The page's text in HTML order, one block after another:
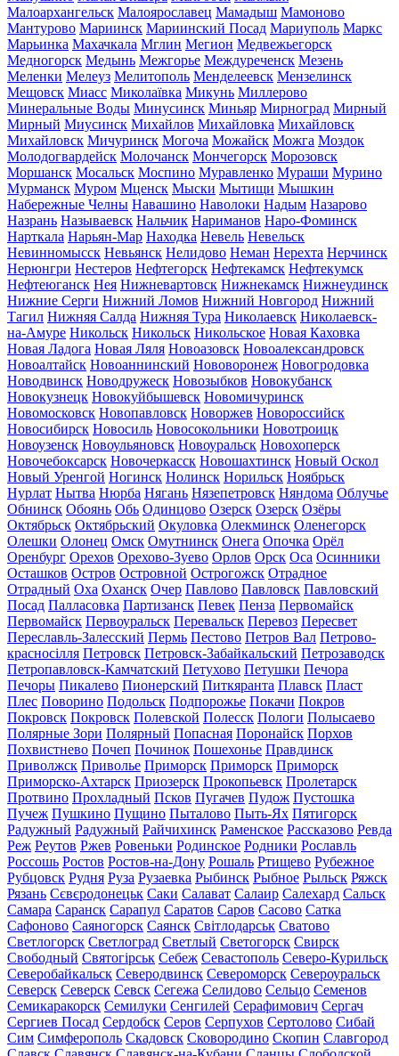
Малоархангельск Малоярославец Мамадыш Мамоново
Мантурово Мариинск Мариинский Посад Мариуполь Маркс
Марьинка Махачкала Мглин Мегион Медвежьегорск
Медногорск Медынь Межгорье Междуреченск Мезень
Меленки Мелеуз Мелитополь Менделеевск Мензелинск
Мещовск Миасс Миколаївка Микунь Миллерово
Минеральные Воды Минусинск Миньяр Мирноград Мирный
Мирный Миусинск Михайлов Михайловка Михайловск
Михайловск Мичуринск Могоча Можайск Можга Моздок
Молодогвардейск Молочанск Мончегорск Морозовск
Моршанск Мосальск Моспино Муравленко Мураши Мурино
Мурманск Муром Мценск Мыски Мытищи Мышкин
Набережные Челны Навашино Наволоки Надым Назарово
Назрань Называевск Нальчик Нариманов Наро-Фоминск
Нарткала Нарьян-Мар Находка Невель Невельск
Невинномысск Невьянск Нелидово Неман Нерехта Нерчинск
Нерюнгри Нестеров Нефтегорск Нефтекамск Нефтекумск
Нефтеюганск Нея Нижневартовск Нижнекамск Нижнеудинск
Нижние Серги Нижний Ломов Нижний Новгород Нижний
Тагил Нижняя Салда Нижняя Тура Николаевск Николаевск-
на-Амуре Никольск Никольск Никольское Новая Каховка
Новая Ладога Новая Ляля Новоазовск Новоалександровск
Новоалтайск Новоаннинский Нововоронеж Новогродовка
Новодвинск Новодружеск Новозыбков Новокубанск
Новокузнецк Новокуйбышевск Новомичуринск
Новомосковск Новопавловск Новоржев Новороссийск
Новосибирск Новосиль Новосокольники Новотроицк
Новоузенск Новоульяновск Новоуральск Новохоперск
Новочебоксарск Новочеркасск Новошахтинск Новый Оскол
Новый Уренгой Ногинск Нолинск Норильск Ноябрьск
Нурлат Нытва Нюрба Нягань Нязепетровск Няндома Облучье
Обнинск Обоянь Обь Одинцово Озерск Озерск Озёры
Октябрьск Октябрьский Окуловка Олекминск Оленегорск
Олешки Олонец Омск Омутнинск Онега Опочка Орёл
Оренбург Орехов Орехово-Зуево Орлов Орск Оса Осинники
Осташков Остров Островной Острогожск Отрадное
Отрадный Оха Оханск Очер Павлово Павловск Павловский
Посад Палласовка Партизанск Певек Пенза Первомайск
Первомайск Первоуральск Перевальск Перевоз Пересвет
Переславль-Залесский Пермь Пестово Петров Вал Петрово-
красносілля Петровск Петровск-Забайкальский Петрозаводск
Петропавловск-Камчатский Петухово Петушки Печора
Печоры Пикалево Пионерский Питкяранта Плавск Пласт
Плес Поворино Подольск Подпорожье Покачи Покров
Покровск Покровск Полевской Полесск Пологи Полысаево
Полярные Зори Полярный Попасная Поронайск Порхов
Похвистнево Почеп Починок Пошехонье Правдинск
Приволжск Приволье Приморск Приморск Приморск
Приморско-Ахтарск Приозерск Прокопьевск Пролетарск
Протвино Прохладный Псков Пугачев Пудож Пустошка
Пучеж Пушкино Пущино Пыталово Пыть-Ях Пятигорск
Радужный Радужный Райчихинск Раменское Рассказово Ревда
Реж Реутов Ржев Ровеньки Родинское Родники Рославль
Россошь Ростов Ростов-на-Дону Рошаль Ртищево Рубежное
Рубцовск Рудня Руза Рузаевка Рыбинск Рыбное Рыльск Ряжск
Рязань Сєвєродонецьк Саки Салават Салаир Салехард Сальск
Самара Саранск Сарапул Саратов Саров Сасово Сатка
Сафоново Саяногорск Саянск Світлодарськ Сватово
Светлогорск Светлоград Светлый Светогорск Свирск
Свободный Святогірськ Себеж Севастополь Северо-Курильск
Северобайкальск Северодвинск Североморск Североуральск
Северск Северск Севск Сегежа Селидово Сельцо Семенов
Семикаракорск Семилуки Сенгилей Серафимович Сергач
Сергиев Посад Сердобск Серов Серпухов Сертолово Сибай
Сим Симферополь Скадовск Сковородино Скопин Славгород